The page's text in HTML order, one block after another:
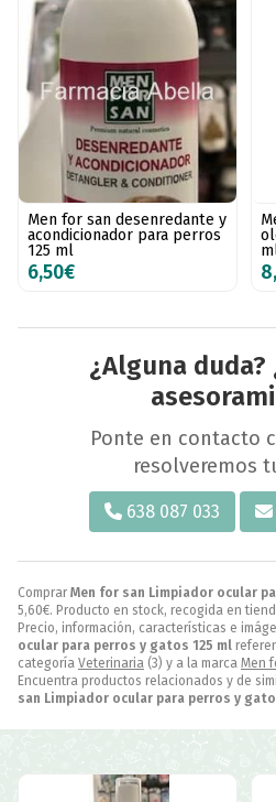
Comprar Men for san Limpiador ocular
5,60€. Producto en stock, recogida en
Precio, información, características e
ocular para perros y gatos 125 ml
categoría Veterinaria (3) y a la marca Men
Encuentra productos relacionados y de
san Limpiador ocular para perros y
Men for san desenredante y
acondicionador para perros
125 ml
6,50€
¿Alguna duda?
Ponte en contacto
resolveremos
638 087 033